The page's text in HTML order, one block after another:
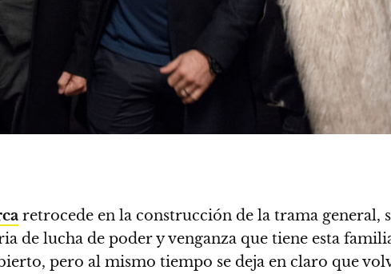
retrocede en la construcción de la trama general,
de lucha de poder y venganza que tiene esta
pero al mismo tiempo se deja en claro que